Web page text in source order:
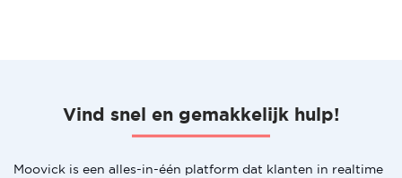
Vind snel en gemakkelijk hulp!
Moovick is een alles-in-één platform dat klanten in realtime